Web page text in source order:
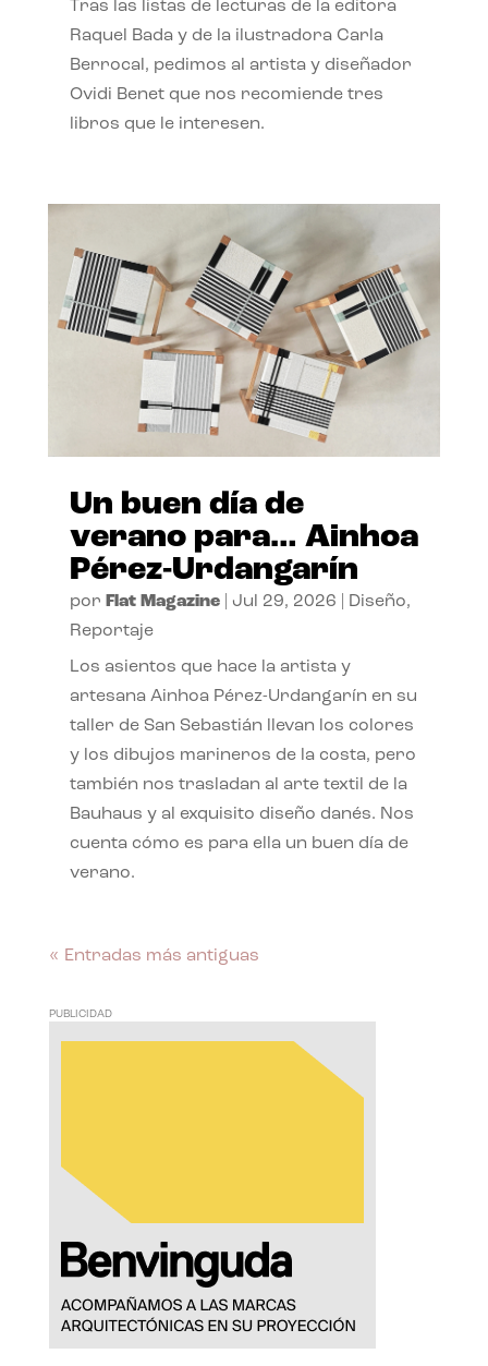
Tras las listas de lecturas de la editora
Raquel Bada y de la ilustradora Carla
Berrocal, pedimos al artista y diseñador
Ovidi Benet que nos recomiende tres
libros que le interesen.
Un buen día de
verano para… Ainhoa
Pérez-Urdangarín
por Flat Magazine| Jul 29, 2026 Diseño,
Reportaje
Los asientos que hace la artista y
artesana Ainhoa Pérez-Urdangarín en su
taller de San Sebastián llevan los colores
y los dibujos marineros de la costa, pero
también nos trasladan al arte textil de la
Bauhaus y al exquisito diseño danés. Nos
cuenta cómo es para ella un buen día de
verano.
« Entradas más antiguas
PUBLICIDAD